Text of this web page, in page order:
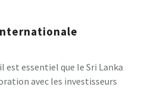
est essentiel que le Sri Lanka
avec les investisseurs